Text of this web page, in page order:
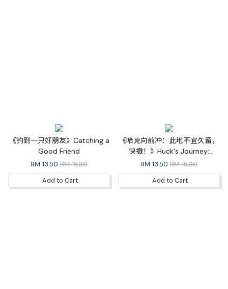
《钓到一只好朋友》Catching a
Good Friend
RM 13.50 RM 15.00
Add to Cart
《哈克向前冲：此地不宜久留，
快撤！》Huck's Journey:
Something's Wrong Here, RUN!
RM 13.50 RM 15.00
Add to Cart